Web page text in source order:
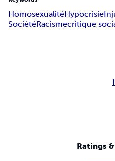
HomosexualitéHypocrisie
SociétéRacismecritique
Ratings